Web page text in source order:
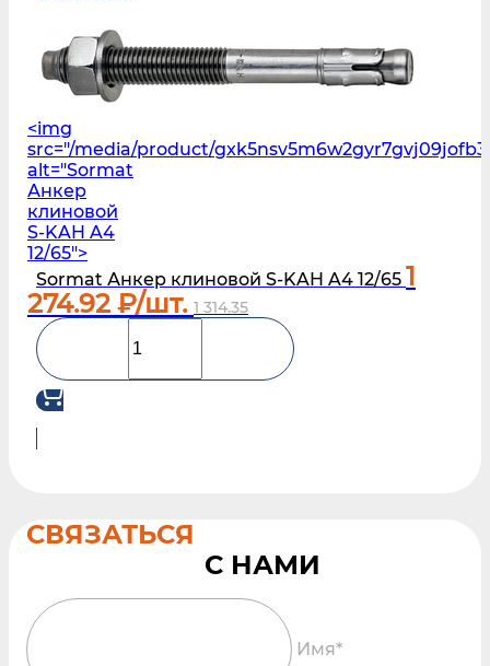
<img
src="/media/product/
alt="Sormat
Анкер
клиновой
S‑KAH A4
12/65">
Sormat Анкер клиновой S‑KAH A4 12/65 1
274.92 ₽/шт. 1 314.35
СВЯЗАТЬСЯ
Имя*